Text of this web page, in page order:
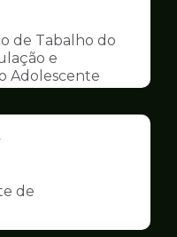
de Tabalho do
e
Adolescente
de